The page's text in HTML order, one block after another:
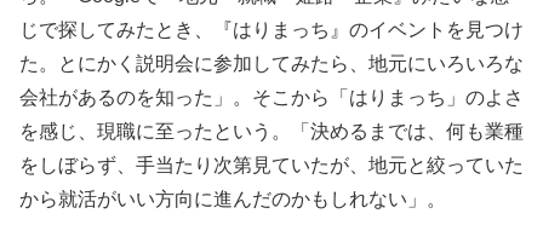
じで探してみたとき、『はりまっち』のイベントを見つけ
た。とにかく説明会に参加してみたら、地元にいろいろな
会社があるのを知った」。そこから「はりまっち」のよさ
を感じ、現職に至ったという。「決めるまでは、何も業種
をしぼらず、手当たり次第見ていたが、地元と絞っていた
から就活がいい方向に進んだのかもしれない」。